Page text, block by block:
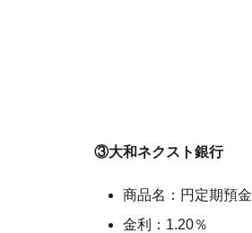
③大和ネクスト銀行
商品名：円定期預金
金利：1.20％